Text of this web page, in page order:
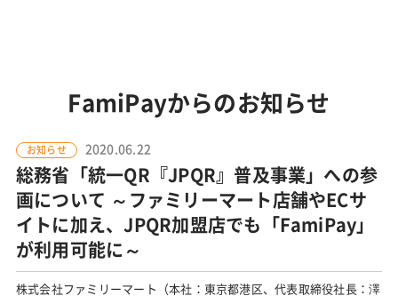
FamiPayからのお知らせ
お知らせ 2020.06.22
総務省「統一QR『JPQR』普及事業」への参
画について ～ファミリーマート店舗やECサ
イトに加え、JPQR加盟店でも「FamiPay」
が利用可能に～
株式会社ファミリーマート（本社：東京都港区、代表取締役社長：澤